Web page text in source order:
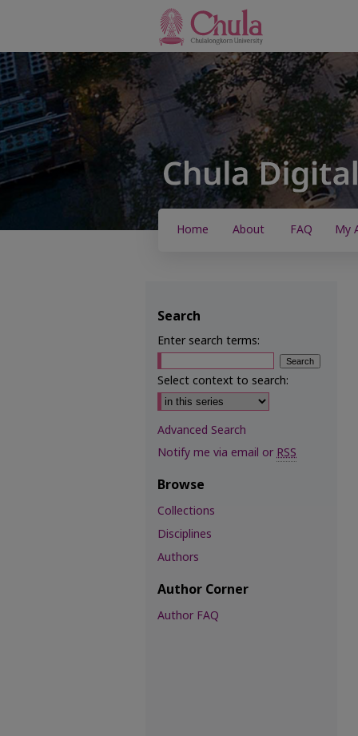
Home About FAQ My
Search
Enter search terms:
Select context to search:
Advanced Search
Notify me via email orRSS
Browse
Collections
Disciplines
Authors
Author Corner
Author FAQ